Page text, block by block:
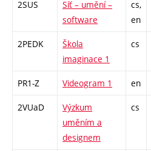
2SUS
Síť – umění –
software
cs,
en
2PEDK
Škola
imaginace 1
cs
PR1-Z Videogram 1 en
2VUaD
Výzkum
uměním a
designem
cs